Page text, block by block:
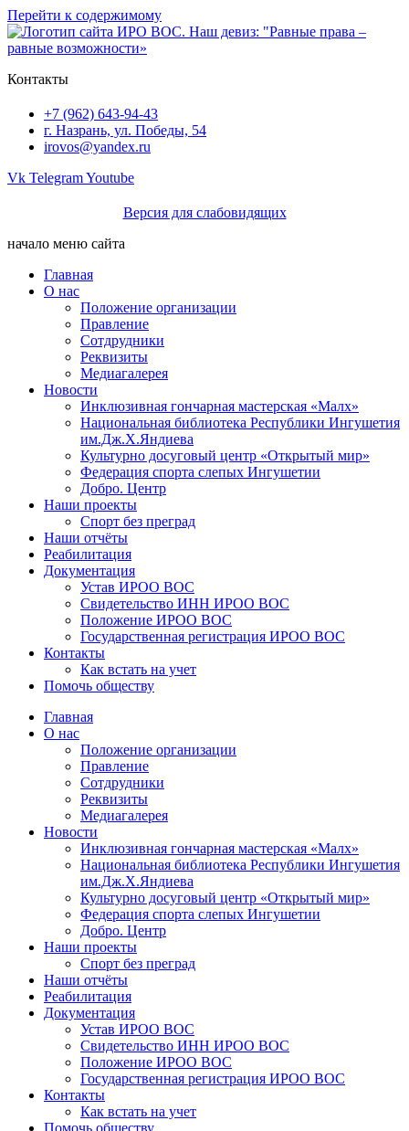
Перейти к содержимому
Контакты
+7 (962) 643-94-43
г. Назрань, ул. Победы, 54
irovos@yandex.ru
Vk TelegramYoutube
Версия для слабовидящих
начало меню сайта
Главная
О нас
Положение организации
Правление
Сотдрудники
Реквизиты
Медиагалерея
Новости
Инклюзивная гончарная мастерская «Малх»
Национальная библиотека Республики Ингушетия
им.Дж.Х.Яндиева
Культурно досуговый центр «Открытый мир»
Федерация спорта слепых Ингушетии
Добро. Центр
Наши проекты
Спорт без преград
Наши отчёты
Реабилитация
Документация
Устав ИРОО ВОС
Свидетельство ИНН ИРОО ВОС
Положение ИРОО ВОС
Государственная регистрация ИРОО ВОС
Контакты
Как встать на учет
Помочь обществу
Главная
О нас
Положение организации
Правление
Сотдрудники
Реквизиты
Медиагалерея
Новости
Инклюзивная гончарная мастерская «Малх»
Национальная библиотека Республики Ингушетия
им.Дж.Х.Яндиева
Культурно досуговый центр «Открытый мир»
Федерация спорта слепых Ингушетии
Добро. Центр
Наши проекты
Спорт без преград
Наши отчёты
Реабилитация
Документация
Устав ИРОО ВОС
Свидетельство ИНН ИРОО ВОС
Положение ИРОО ВОС
Государственная регистрация ИРОО ВОС
Контакты
Как встать на учет
Помочь обществу